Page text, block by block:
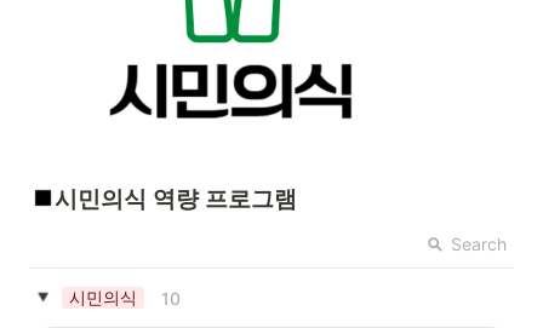
시민의식 역량 프로그램
Search
시민의식 10